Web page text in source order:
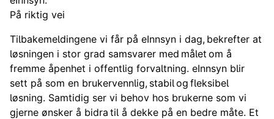
På riktig vei
Tilbakemeldingene vi får på eInnsyn i dag, bekrefter at
løsningen i stor grad samsvarer med målet om å
fremme åpenhet i offentlig forvaltning. eInnsyn blir
sett på som en brukervennlig, stabil og fleksibel
løsning. Samtidig ser vi behov hos brukerne som vi
gjerne ønsker å bidra til å dekke på en bedre måte. Et